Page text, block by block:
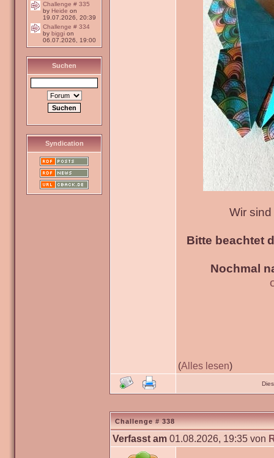
Challenge # 335
by Heide on
19.07.2026, 20:39
Challenge # 334
by biggi on
06.07.2026, 19:00
Suchen
Syndication
Wir
Bitte beachtet
Nochmal
(Alles lesen)
Challenge # 338
Verfasst am 01.08.2026, 19:35 von